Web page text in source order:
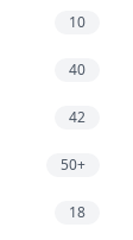
10
40
42
50+
18